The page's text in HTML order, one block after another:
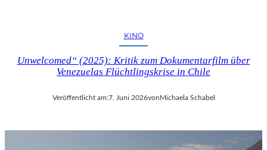
KINO
Unwelcomed“ (2025): Kritik zum Dokumentarfilm über
Venezuelas Flüchtlingskrise in Chile
Veröffentlicht am:7. Juni 2026von Michaela Schabel